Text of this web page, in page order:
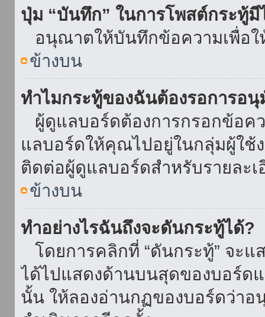
ปุ่ม “บันทึก” ในการโพสต์กระทู้มี
อนุณาตให้บันทึกข้อความเพื่อใ
ข้างบน
ทำไมกระทู้ของฉันต้องรอการอนุ
ผู้ดูแลบอร์ดต้องการกรอกข้อค
แลบอร์ดให้คุณไปอยู่ในกลุ่มผู้ใช้
ติดต่อผู้ดูแลบอร์ดสำหรับรายละเ
ข้างบน
ทำอย่างไรฉันถึงจะดันกระทู้ได้?
โดยการคลิกที่ “ดันกระทู้” จะ
ได้ไปแสดงด้านบนสุดของบอร์ด
นั้น ให้ลองอ่านกฏของบอร์ดว่า